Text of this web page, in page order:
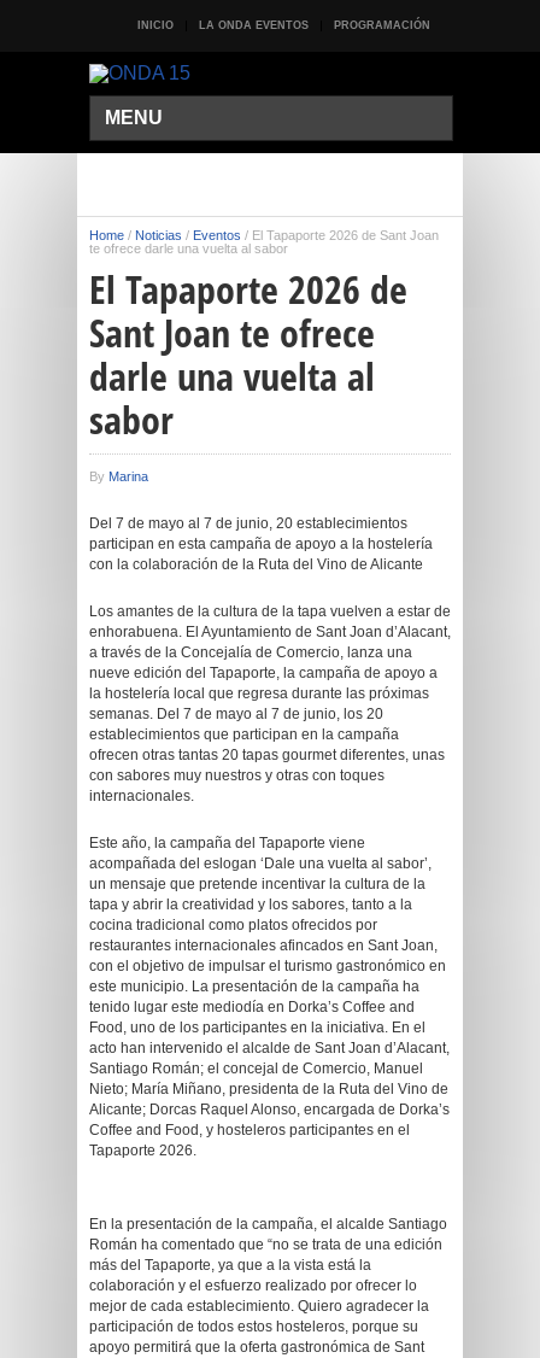
INICIO LA ONDA EVENTOS PROGRAMACIÓN
MENU
Home / Noticias / Eventos / El Tapaporte 2026 de Sant Joan
te ofrece darle una vuelta al sabor
El Tapaporte 2026 de
Sant Joan te ofrece
darle una vuelta al
sabor
By Marina
Del 7 de mayo al 7 de junio, 20 establecimientos
participan en esta campaña de apoyo a la hostelería
con la colaboración de la Ruta del Vino de Alicante
Los amantes de la cultura de la tapa vuelven a estar de
enhorabuena. El Ayuntamiento de Sant Joan d’Alacant,
a través de la Concejalía de Comercio, lanza una
nueve edición del Tapaporte, la campaña de apoyo a
la hostelería local que regresa durante las próximas
semanas. Del 7 de mayo al 7 de junio, los 20
establecimientos que participan en la campaña
ofrecen otras tantas 20 tapas gourmet diferentes, unas
con sabores muy nuestros y otras con toques
internacionales.
Este año, la campaña del Tapaporte viene
acompañada del eslogan ‘Dale una vuelta al sabor’,
un mensaje que pretende incentivar la cultura de la
tapa y abrir la creatividad y los sabores, tanto a la
cocina tradicional como platos ofrecidos por
restaurantes internacionales afincados en Sant Joan,
con el objetivo de impulsar el turismo gastronómico en
este municipio. La presentación de la campaña ha
tenido lugar este mediodía en Dorka’s Coffee and
Food, uno de los participantes en la iniciativa. En el
acto han intervenido el alcalde de Sant Joan d’Alacant,
Santiago Román; el concejal de Comercio, Manuel
Nieto; María Miñano, presidenta de la Ruta del Vino de
Alicante; Dorcas Raquel Alonso, encargada de Dorka’s
Coffee and Food, y hosteleros participantes en el
Tapaporte 2026.
En la presentación de la campaña, el alcalde Santiago
Román ha comentado que “no se trata de una edición
más del Tapaporte, ya que a la vista está la
colaboración y el esfuerzo realizado por ofrecer lo
mejor de cada establecimiento. Quiero agradecer la
participación de todos estos hosteleros, porque su
apoyo permitirá que la oferta gastronómica de Sant